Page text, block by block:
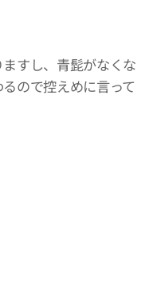
すし、青髭がなくな
ので控えめに言って